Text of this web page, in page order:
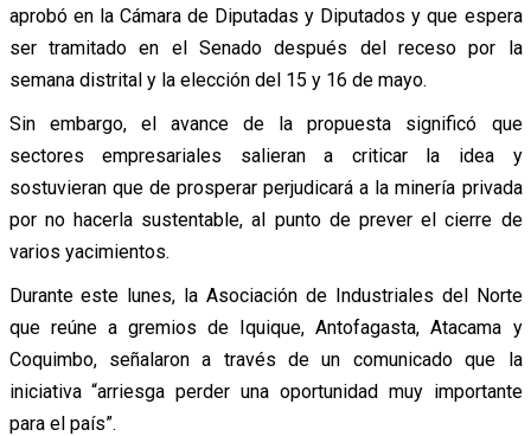
aprobó en la Cámara de Diputadas y Diputados y que espera
ser tramitado en el Senado después del receso por la
semana distrital y la elección del 15 y 16 de mayo.
Sin embargo, el avance de la propuesta significó que
sectores empresariales salieran a criticar la idea y
sostuvieran que de prosperar perjudicará a la minería privada
por no hacerla sustentable, al punto de prever el cierre de
varios yacimientos.
Durante este lunes, la Asociación de Industriales del Norte
que reúne a gremios de Iquique, Antofagasta, Atacama y
Coquimbo, señalaron a través de un comunicado que la
iniciativa “arriesga perder una oportunidad muy importante
para el país”.